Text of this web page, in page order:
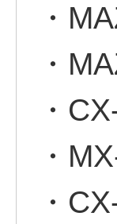
・
・
・
・
・